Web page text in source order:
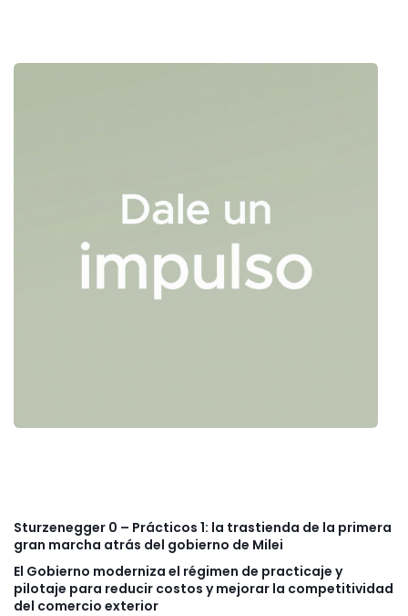
Sturzenegger 0 – Prácticos 1: la trastienda de la primera
gran marcha atrás del gobierno de Milei
El Gobierno moderniza el régimen de practicaje y
pilotaje para reducir costos y mejorar la competitividad
del comercio exterior